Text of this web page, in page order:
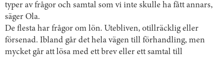
typer av frågor och samtal som vi inte skulle ha fått annars,
säger Ola.
De flesta har frågor om lön. Utebliven, otillräcklig eller
försenad. Ibland går det hela vägen till förhandling, men
mycket går att lösa med ett brev eller ett samtal till